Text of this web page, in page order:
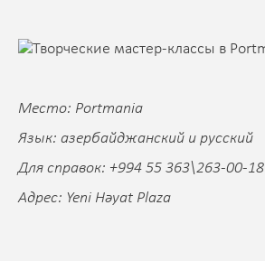
Место: Portmania
Язык: азербайджанский и русский
Для справок: +994 55 363\263-00-18
Адрес: Yeni Həyat Plaza